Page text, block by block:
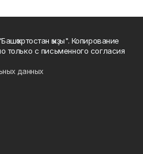
ҡыҙы". Копирование
только с письменного согласия
данных